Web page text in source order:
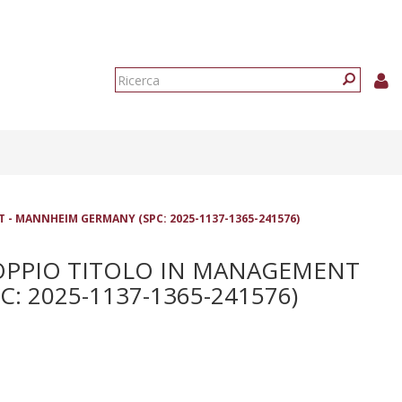
Form
- MANNHEIM GERMANY (SPC: 2025-1137-1365-241576)
TITOLO IN MANAGEMENT
2025-1137-1365-241576)